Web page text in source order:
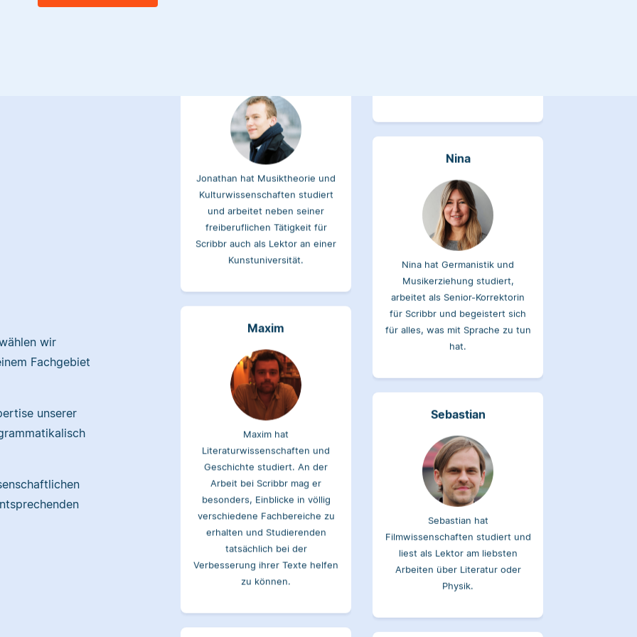
wir
Fachgebiet
unserer
Jonathan hat Musiktheorie und
Kulturwissenschaften studiert
und arbeitet neben seiner
freiberuflichen Tätigkeit für
Scribbr auch als Lektor an einer
Kunstuniversität.
Maxim hat
Literaturwissenschaften und
Geschichte studiert. An der
Arbeit bei Scribbr mag er
besonders, Einblicke in völlig
verschiedene Fachbereiche zu
erhalten und Studierenden
tatsächlich bei der
Verbesserung ihrer Texte helfen
zu können.
Nina hat Germanistik und
Musikerziehung studiert,
arbeitet als Senior-Korrektorin
für Scribbr und begeistert sich
für alles, was mit Sprache zu tun
hat.
Sebastian hat
Filmwissenschaften studiert und
liest als Lektor am liebsten
Arbeiten über Literatur oder
Physik.